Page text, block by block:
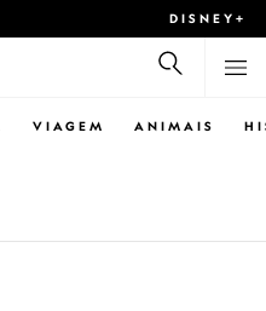
DISNEY+
VIAGEM ANIMAIS